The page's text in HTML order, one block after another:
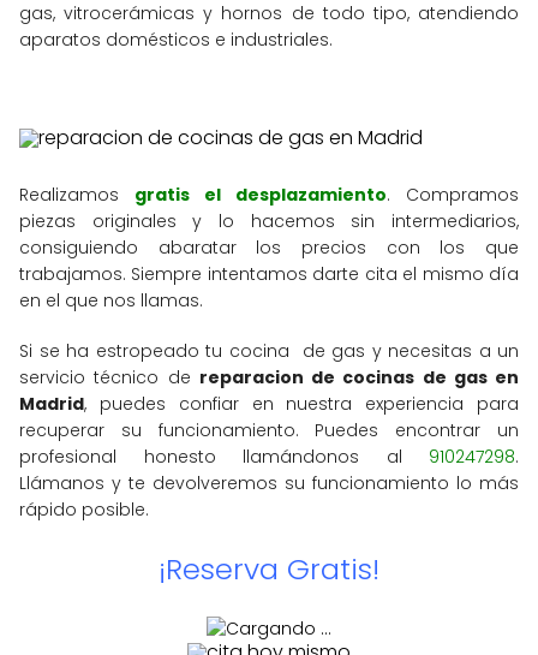
gas, vitrocerámicas y hornos de todo tipo, atendiendo
aparatos domésticos e industriales.
Realizamos gratis el desplazamiento. Compramos
piezas originales y lo hacemos sin intermediarios,
consiguiendo abaratar los precios con los que
trabajamos. Siempre intentamos darte cita el mismo día
en el que nos llamas.
Si se ha estropeado tu cocina de gas y necesitas a un
servicio técnico de reparacion de cocinas de gas en
Madrid, puedes confiar en nuestra experiencia para
recuperar su funcionamiento. Puedes encontrar un
profesional honesto llamándonos al 910247298.
Llámanos y te devolveremos su funcionamiento lo más
rápido posible.
¡Reserva Gratis!